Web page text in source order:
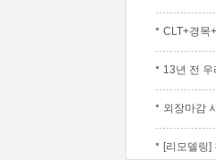
CLT+경목
13년 전
외장마감
[리모델링]